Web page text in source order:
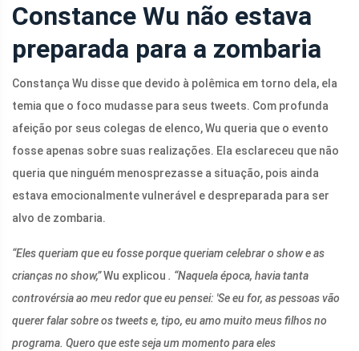
Constance Wu não estava
preparada para a zombaria
Constança Wu disse que devido à polêmica em torno dela, ela
temia que o foco mudasse para seus tweets. Com profunda
afeição por seus colegas de elenco, Wu queria que o evento
fosse apenas sobre suas realizações. Ela esclareceu que não
queria que ninguém menosprezasse a situação, pois ainda
estava emocionalmente vulnerável e despreparada para ser
alvo de zombaria.
“Eles queriam que eu fosse porque queriam celebrar o show e as
crianças no show,”Wu explicou . “Naquela época, havia tanta
controvérsia ao meu redor que eu pensei: 'Se eu for, as pessoas vão
querer falar sobre os tweets e, tipo, eu amo muito meus filhos no
programa. Quero que este seja um momento para eles